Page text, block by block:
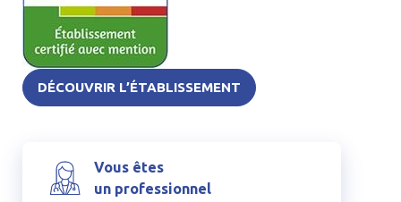
DÉCOUVRIR L’ÉTABLISSEMENT
Vous êtes
un professionnel